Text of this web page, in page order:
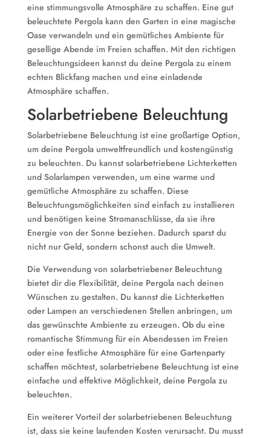
eine stimmungsvolle Atmosphäre zu schaffen. Eine gut
beleuchtete Pergola kann den Garten in eine magische
Oase verwandeln und ein gemütliches Ambiente für
gesellige Abende im Freien schaffen. Mit den richtigen
Beleuchtungsideen kannst du deine Pergola zu einem
echten Blickfang machen und eine einladende
Atmosphäre schaffen.
Solarbetriebene Beleuchtung
Solarbetriebene Beleuchtung ist eine großartige Option,
um deine Pergola umweltfreundlich und kostengünstig
zu beleuchten. Du kannst solarbetriebene Lichterketten
und Solarlampen verwenden, um eine warme und
gemütliche Atmosphäre zu schaffen. Diese
Beleuchtungsmöglichkeiten sind einfach zu installieren
und benötigen keine Stromanschlüsse, da sie ihre
Energie von der Sonne beziehen. Dadurch sparst du
nicht nur Geld, sondern schonst auch die Umwelt.
Die Verwendung von solarbetriebener Beleuchtung
bietet dir die Flexibilität, deine Pergola nach deinen
Wünschen zu gestalten. Du kannst die Lichterketten
oder Lampen an verschiedenen Stellen anbringen, um
das gewünschte Ambiente zu erzeugen. Ob du eine
romantische Stimmung für ein Abendessen im Freien
oder eine festliche Atmosphäre für eine Gartenparty
schaffen möchtest, solarbetriebene Beleuchtung ist eine
einfache und effektive Möglichkeit, deine Pergola zu
beleuchten.
Ein weiterer Vorteil der solarbetriebenen Beleuchtung
ist, dass sie keine laufenden Kosten verursacht. Du musst